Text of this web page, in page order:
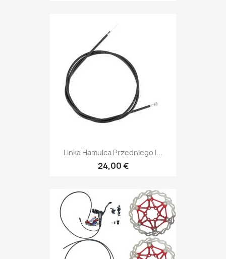
Linka Hamulca Przedniego I...
24,00 €